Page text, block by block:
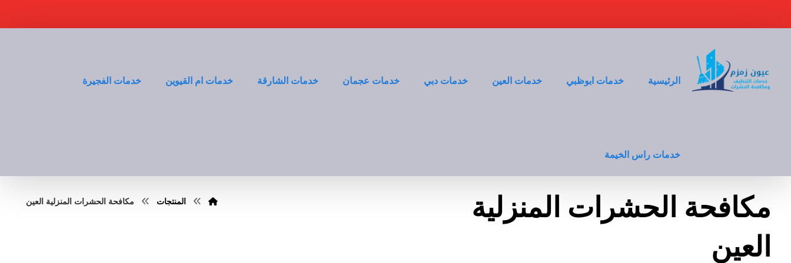
الرئيسية خدمات ابوظبي خدمات العين خدمات دبي خدمات عجمان خدمات الشارقة خدمات ام القيوين خدمات الفجيرة
خدمات راس الخيمة
مكافحة الحشرات المنزلية
العين
المنتجات مكافحة الحشرات المنزلية العين